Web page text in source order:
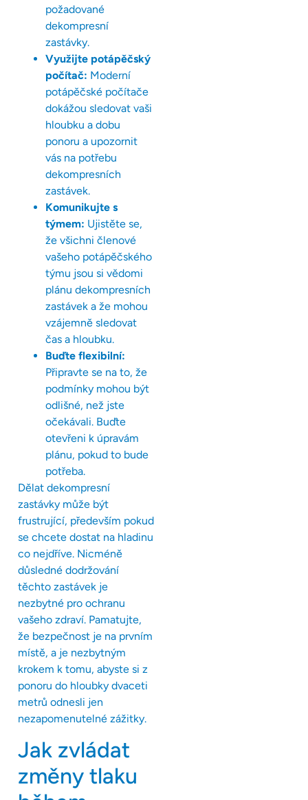
požadované
dekompresní
zastávky.
Využijte potápěčský
počítač: Moderní
potápěčské počítače
dokážou sledovat vaši
hloubku a dobu
ponoru a upozornit
vás na potřebu
dekompresních
zastávek.
Komunikujte s
týmem: Ujistěte se,
že všichni členové
vašeho potápěčského
týmu jsou si vědomi
plánu dekompresních
zastávek a že mohou
vzájemně sledovat
čas a hloubku.
Buďte flexibilní:
Připravte se na to, že
podmínky mohou být
odlišné, než jste
očekávali. Buďte
otevřeni k úpravám
plánu, pokud to bude
potřeba.
Dělat dekompresní
zastávky může být
frustrující, především pokud
se chcete dostat na hladinu
co nejdříve. Nicméně
důsledné dodržování
těchto zastávek je
nezbytné pro ochranu
vašeho zdraví. Pamatujte,
že bezpečnost je na prvním
místě, a je nezbytným
krokem k tomu, abyste si z
ponoru do hloubky dvaceti
metrů odnesli jen
nezapomenutelné zážitky.
Jak zvládat
změny tlaku